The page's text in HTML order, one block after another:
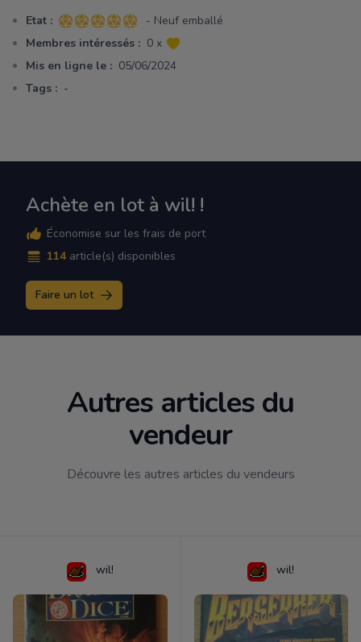
Etat : 5 sur 5 étoiles
- Neuf emballé
Membres intéressés : 0 x
Mis en ligne le : 05/06/2024
Tags : -
Achète en lot à wil! !
Économise sur les frais de port
114 article(s) disponibles
Faire un lot
Autres articles du
vendeur
Découvre les autres articles du vendeurs
wil! wil!